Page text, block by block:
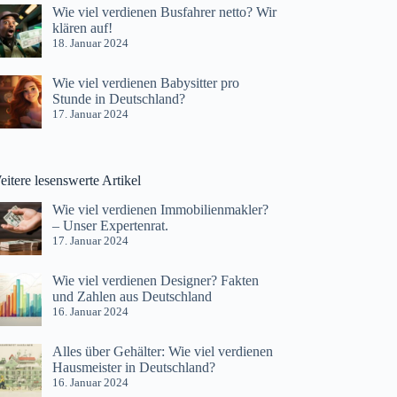
Wie viel verdienen Busfahrer netto? Wir
klären auf!
18. Januar 2024
Wie viel verdienen Babysitter pro
Stunde in Deutschland?
17. Januar 2024
lesenswerte Artikel
Wie viel verdienen Immobilienmakler?
– Unser Expertenrat.
17. Januar 2024
Wie viel verdienen Designer? Fakten
und Zahlen aus Deutschland
16. Januar 2024
Alles über Gehälter: Wie viel verdienen
Hausmeister in Deutschland?
16. Januar 2024